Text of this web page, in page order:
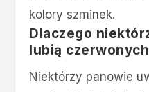
kolory szminek.
Dlaczego
lubią
Niektórzy panowie